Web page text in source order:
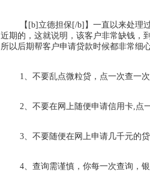
【[b]立德担保[/b]】一直以来处理过
近期的，这就说明，该客户非常缺钱，
所以后期帮客户申请贷款时候都非常细
1、不要乱点微粒贷，点一次查一次
2、不要在网上随便申请信用卡,点
3、不要随便在网上申请几千元的贷
4、查询需谨慎，你每一次查询，银